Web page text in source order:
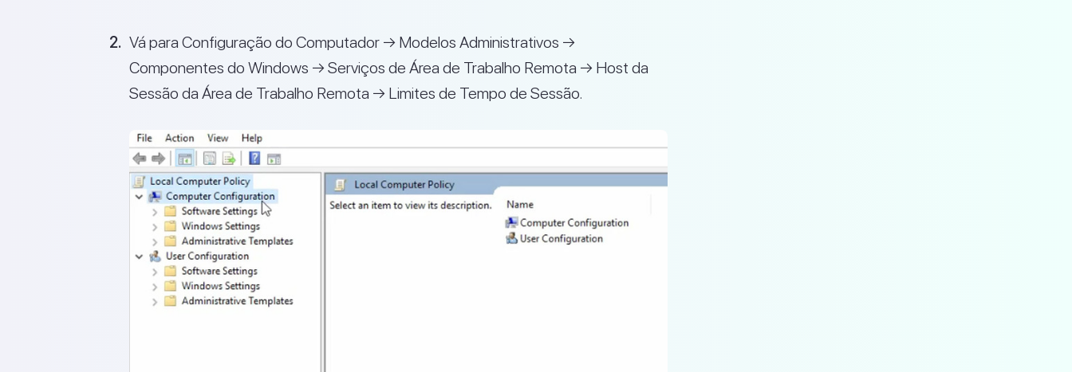
Vá para Configuração do Computador → Modelos Administrativos →
Componentes do Windows → Serviços de Área de Trabalho Remota → Host da
Sessão da Área de Trabalho Remota → Limites de Tempo de Sessão.